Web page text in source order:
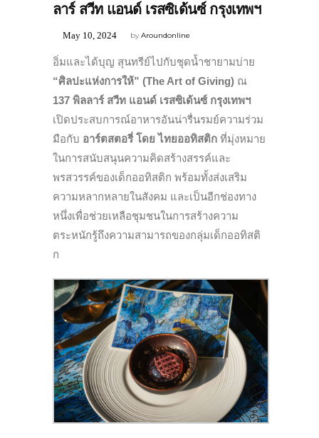
ลาร์ สวีท แอนด์ เรสซิเด้นซ์ กรุงเทพฯ
byAroundonline
May 10, 2024
อิ่มและได้บุญ สุนทรีย์ไปกับชุดน้ำชายามบ่าย
“ศิลปะแห่งการให้” (The Art of Giving) ณ
137 พิลลาร์ สวีท แอนด์ เรสซิเด้นซ์ กรุงเทพฯ
เปิดประสบการณ์อาหารอันน่ารื่นรมย์ความร่วม
มือกับ อาร์ตสตอรี่ โดย ไทยออทิสติก ที่มุ่งหมาย
ในการสนับสนุนความคิดสร้างสรรค์และ
พรสวรรค์ของเด็กออทิสติก พร้อมทั้งส่งเสริม
ความหลากหลายในสังคม และเป็นอีกช่องทาง
หนึ่งเพื่อช่วยเหลือชุมชนในการสร้างความ
ตระหนักรู้ถึงความสามารถของกลุ่มเด็กออทิสติ
ก